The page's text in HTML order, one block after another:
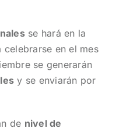
se hará en la
celebrarse en el mes
se generarán
y se enviarán por
de nivel de